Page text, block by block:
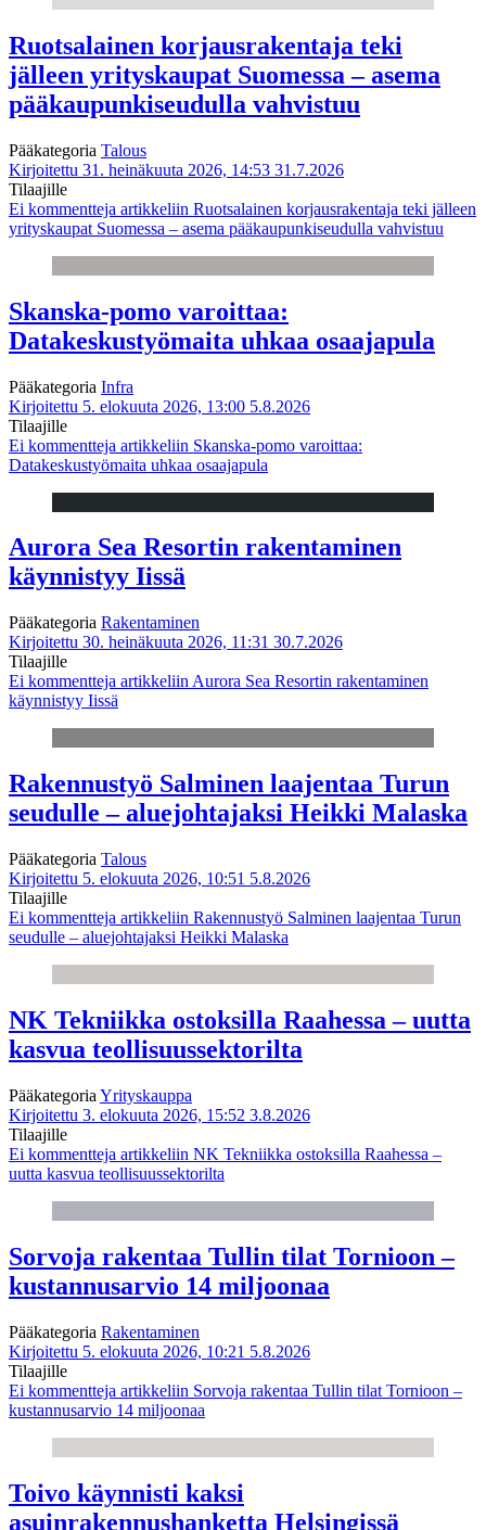
Ruotsalainen korjausrakentaja teki
jälleen yrityskaupat Suomessa – asema
pääkaupunkiseudulla vahvistuu
Pääkategoria Talous
Kirjoitettu 31. heinäkuuta 2026, 14:53 31.7.2026
Tilaajille
Ei kommentteja artikkeliin Ruotsalainen korjausrakentaja teki jälleen
yrityskaupat Suomessa – asema pääkaupunkiseudulla vahvistuu
Skanska-pomo varoittaa:
Datakeskustyömaita uhkaa osaajapula
Pääkategoria Infra
Kirjoitettu 5. elokuuta 2026, 13:00 5.8.2026
Tilaajille
Ei kommentteja artikkeliin Skanska-pomo varoittaa:
Datakeskustyömaita uhkaa osaajapula
Aurora Sea Resortin rakentaminen
käynnistyy Iissä
Pääkategoria Rakentaminen
Kirjoitettu 30. heinäkuuta 2026, 11:31 30.7.2026
Tilaajille
Ei kommentteja artikkeliin Aurora Sea Resortin rakentaminen
käynnistyy Iissä
Rakennustyö Salminen laajentaa Turun
seudulle – aluejohtajaksi Heikki Malaska
Pääkategoria Talous
Kirjoitettu 5. elokuuta 2026, 10:51 5.8.2026
Tilaajille
Ei kommentteja artikkeliin Rakennustyö Salminen laajentaa Turun
seudulle – aluejohtajaksi Heikki Malaska
NK Tekniikka ostoksilla Raahessa – uutta
kasvua teollisuussektorilta
Pääkategoria Yrityskauppa
Kirjoitettu 3. elokuuta 2026, 15:52 3.8.2026
Tilaajille
Ei kommentteja artikkeliin NK Tekniikka ostoksilla Raahessa –
uutta kasvua teollisuussektorilta
Sorvoja rakentaa Tullin tilat Tornioon –
kustannusarvio 14 miljoonaa
Pääkategoria Rakentaminen
Kirjoitettu 5. elokuuta 2026, 10:21 5.8.2026
Tilaajille
Ei kommentteja artikkeliin Sorvoja rakentaa Tullin tilat Tornioon –
kustannusarvio 14 miljoonaa
Toivo käynnisti kaksi
asuinrakennushanketta Helsingissä